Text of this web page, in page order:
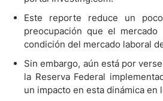
Este reporte reduce un
preocupación que el
condición del mercado laboral
Sin embargo, aún está por
la Reserva Federal
un impacto en esta dinámica en